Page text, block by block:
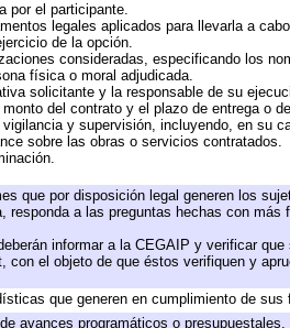
por el participante.
legales aplicados para llevarla a
de la opción.
consideradas, especificando los
física o moral adjudicada.
solicitante y la responsable de su
del contrato y el plazo de entrega o
y supervisión, incluyendo, en su
sobre las obras o servicios contratados.
que por disposición legal generen los
responda a las preguntas hechas con más
informar a la CEGAIP y verificar
con el objeto de que éstos verifiquen y
que generen en cumplimiento de
avances programáticos o